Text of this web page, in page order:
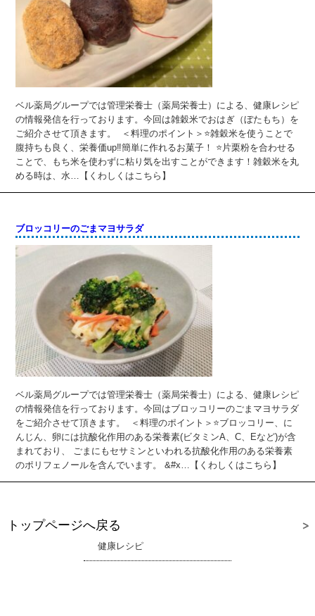
ベル薬局グループでは管理栄養士（薬局栄養士）による、健康レシピ
の情報発信を行っております。今回は雑穀米でおはぎ（ぼたもち）を
ご紹介させて頂きます。 ＜料理のポイント＞⭐雑穀米を使うことで
腹持ちも良く、栄養価up‼簡単に作れるお菓子！ ⭐片栗粉を合わせる
ことで、もち米を使わずに粘り気を出すことができます！雑穀米を丸
める時は、水…【くわしくはこちら】
ブロッコリーのごまマヨサラダ
ベル薬局グループでは管理栄養士（薬局栄養士）による、健康レシピ
の情報発信を行っております。今回はブロッコリーのごまマヨサラダ
をご紹介させて頂きます。 ＜料理のポイント＞⭐ブロッコリー、に
んじん、卵には抗酸化作用のある栄養素(ビタミンA、C、Eなど)が含
まれており、 ごまにもセサミンといわれる抗酸化作用のある栄養素
のポリフェノールを含んでいます。 &#x…【くわしくはこちら】
トップページへ戻る
健康レシピ